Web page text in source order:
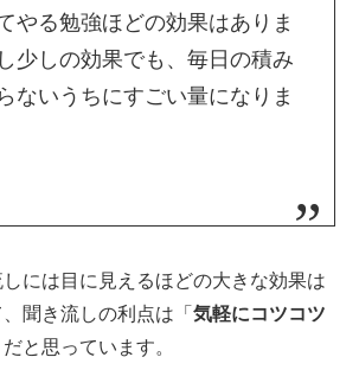
やる勉強ほどの効果はありま
少しの効果でも、毎日の積み
ないうちにすごい量になりま
には目に見えるほどの大きな効果は
聞き流しの利点は「 気軽にコツコツ
だと思っています。